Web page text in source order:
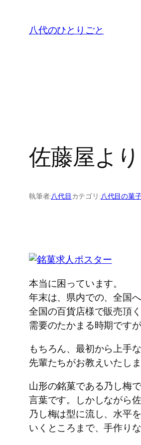
八代のひとりごと
佐藤屋よ
執筆者:八代目 カテゴリ:八代目の菓
本当に困っています。
年末は、県内での、全国
全国の百貨店様で販売頂
需要のたかまる時期です
もちろん、最初から上手
先輩たちがお教えいたし
山形の銘菓である乃し梅
言葉です。しかしながら
乃し梅は型に流し、水平
いくところまで、手作りな